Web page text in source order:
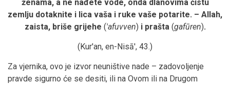
ženama, a ne nađete vode, onda dlanovima čistu
zemlju dotaknite i lica vaša i ruke vaše potarite. – Allah,
zaista, briše grijehe ('afuvven) i prašta (gafūren).
(Kur'an, en-Nisā', 43.)
Za vjernika, ovo je izvor neuništive nade – zadovoljenje
pravde sigurno će se desiti, ili na Ovom ili na Drugom